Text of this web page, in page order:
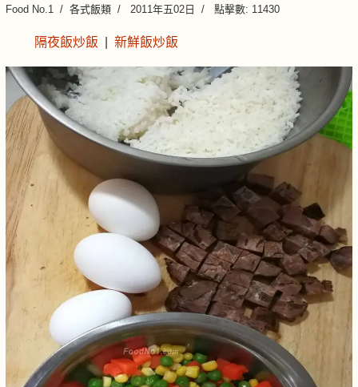
Food No.1 各式飯類 2011年五02日 點擊數: 11430
隔夜飯炒飯 新鮮飯炒飯